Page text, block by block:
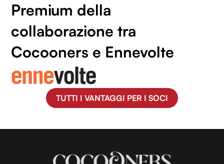
Premium della
collaborazione tra
Cocooners e Ennevolte
TUTTI I VANTAGGI PER I SOCI